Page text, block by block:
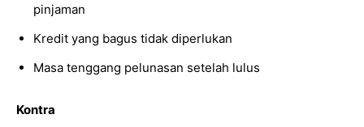
pinjaman
Kredit yang bagus tidak diperlukan
Masa tenggang pelunasan setelah lulus
Kontra